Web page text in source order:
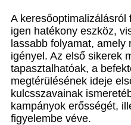
A keresőoptimalizálásról
igen hatékony eszköz,
lassabb folyamat,
igényel. Az első sikerek
tapasztalhatóak, a
megtérülésének ideje
kulcsszavainak
kampányok erősségét,
figyelembe véve.